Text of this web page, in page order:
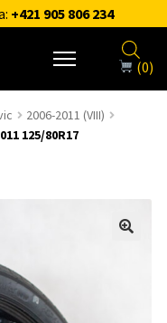
+421 905 806 234
(0)
2006-2011 (VIII)
125/80R17